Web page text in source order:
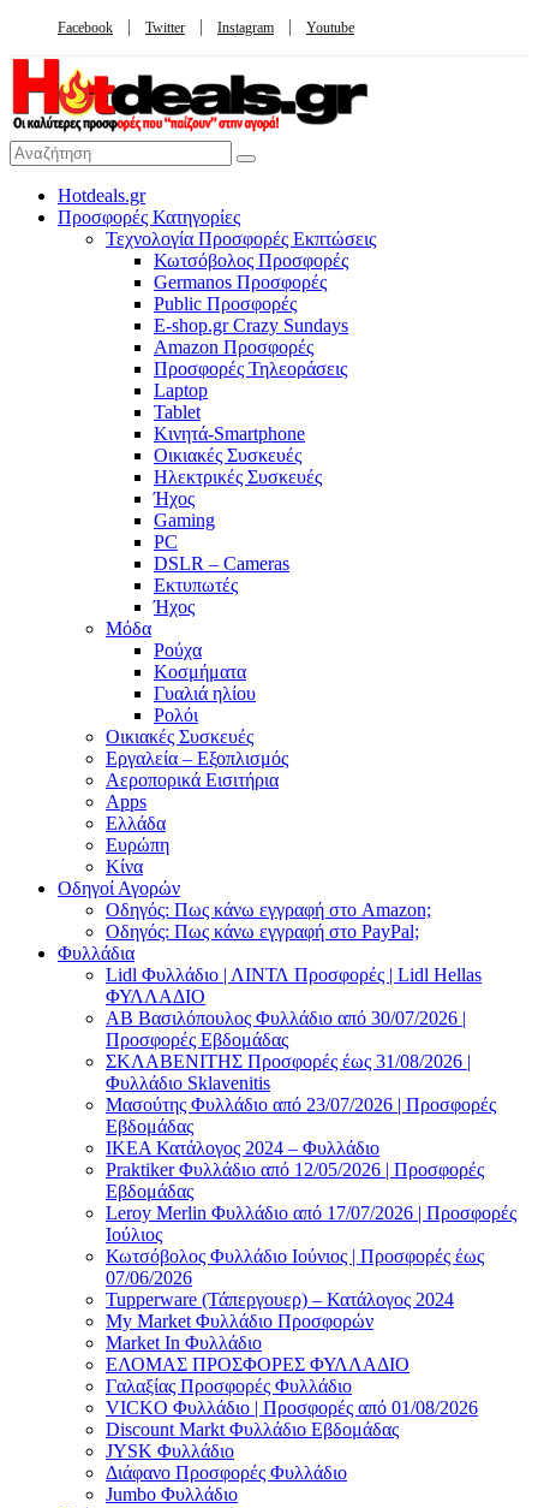
Facebook Twitter Instagram Youtube
Hotdeals.gr
Προσφορές Κατηγορίες
Τεχνολογία Προσφορές Εκπτώσεις
Κωτσόβολος Προσφορές
Germanos Προσφορές
Public Προσφορές
E-shop.gr Crazy Sundays
Amazon Προσφορές
Προσφορές Τηλεοράσεις
Laptop
Tablet
Κινητά-Smartphone
Οικιακές Συσκευές
Hλεκτρικές Συσκευές
Ήχος
Gaming
PC
DSLR – Cameras
Εκτυπωτές
Ήχος
Μόδα
Ρούχα
Κοσμήματα
Γυαλιά ηλίου
Ρολόι
Οικιακές Συσκευές
Εργαλεία – Εξοπλισμός
Αεροπορικά Εισιτήρια
Apps
Ελλάδα
Ευρώπη
Κίνα
Οδηγοί Αγορών
Οδηγός: Πως κάνω εγγραφή στο Amazon;
Οδηγός: Πως κάνω εγγραφή στο PayPal;
Φυλλάδια
Lidl Φυλλάδιο | ΛΙΝΤΛ Προσφορές | Lidl Hellas
ΦΥΛΛΑΔΙΟ
AB Βασιλόπουλος Φυλλάδιο από 30/07/2026 |
Προσφορές Εβδομάδας
ΣΚΛΑΒΕΝΙΤΗΣ Προσφορές έως 31/08/2026 |
Φυλλάδιο Sklavenitis
Μασούτης Φυλλάδιο από 23/07/2026 | Προσφορές
Εβδομάδας
ΙΚΕΑ Κατάλογος 2024 – Φυλλάδιο
Praktiker Φυλλάδιο από 12/05/2026 | Προσφορές
Εβδομάδας
Leroy Merlin Φυλλάδιο από 17/07/2026 | Προσφορές
Ιούλιος
Κωτσόβολος Φυλλάδιο Ιούνιος | Προσφορές έως
07/06/2026
Tupperware (Τάπεργουερ) – Κατάλογος 2024
My Market Φυλλάδιο Προσφορών
Market In Φυλλάδιο
ΕΛΟΜΑΣ ΠΡΟΣΦΟΡΕΣ ΦΥΛΛΑΔΙΟ
Γαλαξίας Προσφορές Φυλλάδιο
VICKO Φυλλάδιο | Προσφορές από 01/08/2026
Discount Markt Φυλλάδιο Εβδομάδας
JYSK Φυλλάδιο
Διάφανο Προσφορές Φυλλάδιο
Jumbo Φυλλάδιο